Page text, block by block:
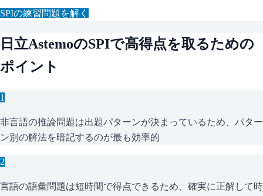
SPIの練習問題を解く
日立AstemoのSPIで高得点を取るための
ポイント
1
非言語の推論問題は出題パターンが決まっているため、パター
ン別の解法を暗記するのが最も効率的
2
言語の語彙問題は短時間で得点できるため、確実に正解して時